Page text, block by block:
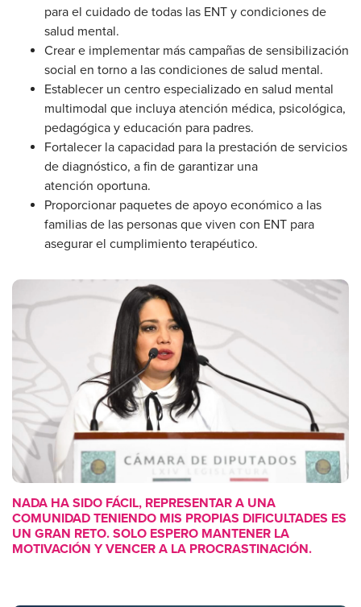
para el cuidado de todas las ENT y condiciones de
salud mental.
Crear e implementar más campañas de sensibilización
social en torno a las condiciones de salud mental.
Establecer un centro especializado en salud mental
multimodal que incluya atención médica, psicológica,
pedagógica y educación para padres.
Fortalecer la capacidad para la prestación de servicios
de diagnóstico, a fin de garantizar una
atención oportuna.
Proporcionar paquetes de apoyo económico a las
familias de las personas que viven con ENT para
asegurar el cumplimiento terapéutico.
NADA HA SIDO FÁCIL, REPRESENTAR A UNA
COMUNIDAD TENIENDO MIS PROPIAS DIFICULTADES ES
UN GRAN RETO. SOLO ESPERO MANTENER LA
MOTIVACIÓN Y VENCER A LA PROCRASTINACIÓN.